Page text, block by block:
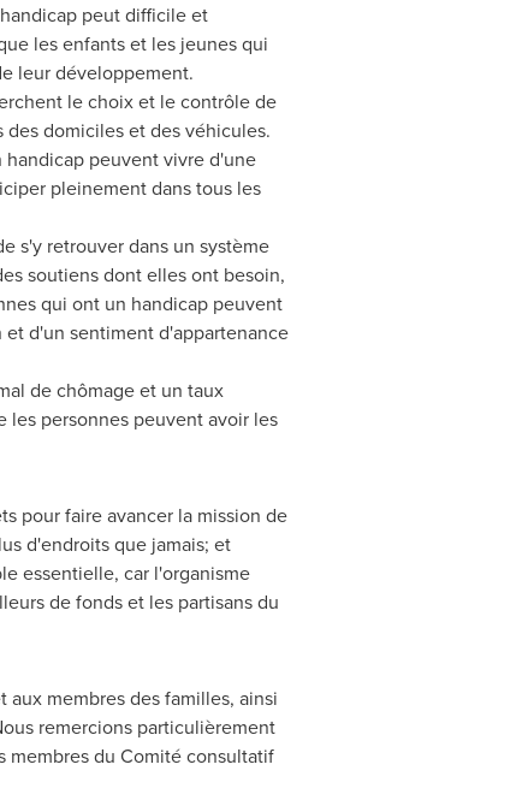
peut difficile et
les enfants et les jeunes qui
leur développement.
le choix et le contrôle de
domiciles et des véhicules.
peuvent vivre d'une
pleinement dans tous les
s'y retrouver dans un système
soutiens dont elles ont besoin,
qui ont un handicap peuvent
d'un sentiment d'appartenance
de chômage et un taux
les personnes peuvent avoir les
pour faire avancer la mission de
d'endroits que jamais; et
essentielle, car l'organisme
de fonds et les partisans du
membres des familles, ainsi
remercions particulièrement
membres du Comité consultatif